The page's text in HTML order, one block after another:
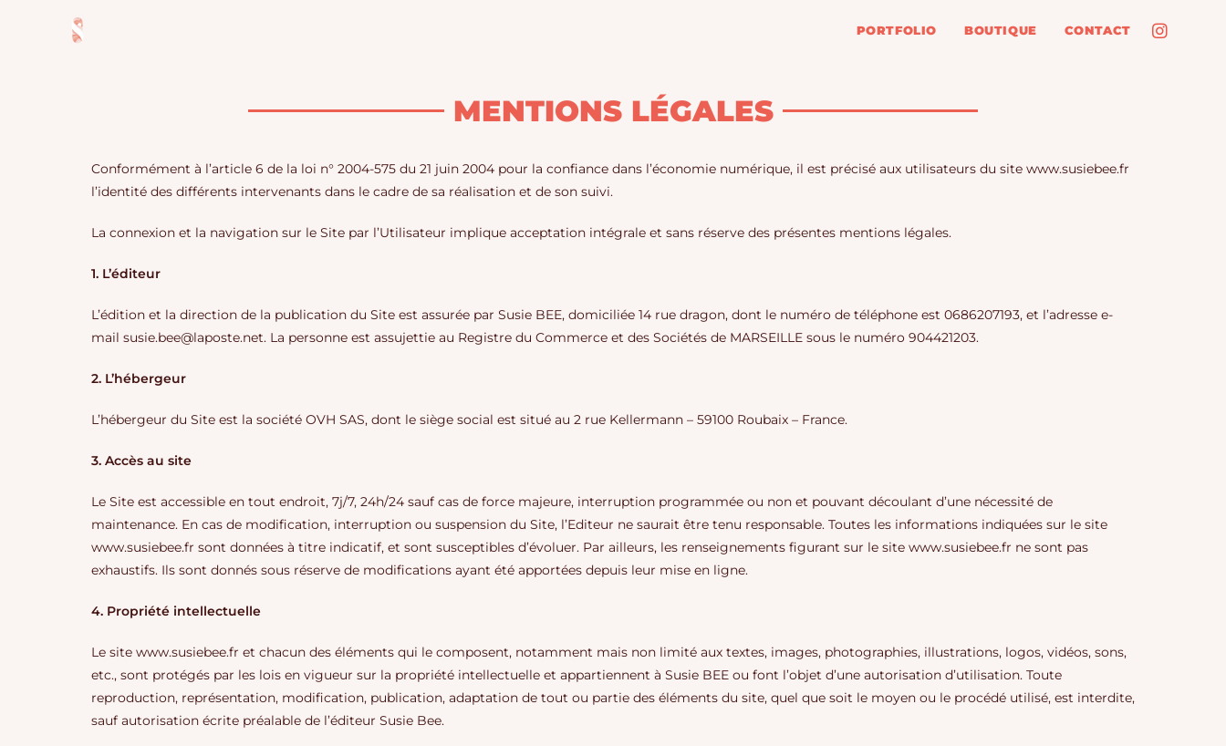
PORTFOLIO BOUTIQUE CONTACT
MENTIONS LÉGALES
Conformément à l’article 6 de la loi n° 2004-575 du 21 juin 2004 pour la confiance dans l’économie numérique, il est précisé aux utilisateurs du site www.susiebee.fr
l’identité des différents intervenants dans le cadre de sa réalisation et de son suivi.
La connexion et la navigation sur le Site par l’Utilisateur implique acceptation intégrale et sans réserve des présentes mentions légales.
1. L’éditeur
L’édition et la direction de la publication du Site est assurée par Susie BEE, domiciliée 14 rue dragon, dont le numéro de téléphone est 0686207193, et l’adresse e-
mail susie.bee@laposte.net. La personne est assujettie au Registre du Commerce et des Sociétés de MARSEILLE sous le numéro 904421203.
2. L’hébergeur
L’hébergeur du Site est la société OVH SAS, dont le siège social est situé au 2 rue Kellermann – 59100 Roubaix – France.
3. Accès au site
Le Site est accessible en tout endroit, 7j/7, 24h/24 sauf cas de force majeure, interruption programmée ou non et pouvant découlant d’une nécessité de
maintenance. En cas de modification, interruption ou suspension du Site, l’Editeur ne saurait être tenu responsable. Toutes les informations indiquées sur le site
www.susiebee.fr sont données à titre indicatif, et sont susceptibles d’évoluer. Par ailleurs, les renseignements figurant sur le site www.susiebee.fr ne sont pas
exhaustifs. Ils sont donnés sous réserve de modifications ayant été apportées depuis leur mise en ligne.
4. Propriété intellectuelle
Le site www.susiebee.fr et chacun des éléments qui le composent, notamment mais non limité aux textes, images, photographies, illustrations, logos, vidéos, sons,
etc., sont protégés par les lois en vigueur sur la propriété intellectuelle et appartiennent à Susie BEE ou font l’objet d’une autorisation d’utilisation. Toute
reproduction, représentation, modification, publication, adaptation de tout ou partie des éléments du site, quel que soit le moyen ou le procédé utilisé, est interdite,
sauf autorisation écrite préalable de l’éditeur Susie Bee.